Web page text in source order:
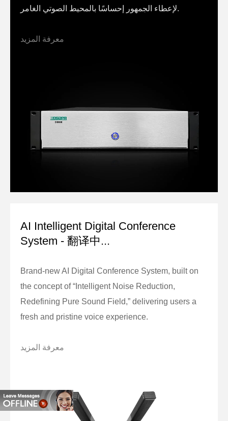
لإعطاء الجمهور إحساسًا بالمحيط الصوتي الغامر.
معرفة المزيد
AI Intelligent Digital Conference
System - 翻译中...
Brand-new AI Digital Conference System, built on
the concept of “Intelligent Noise Reduction,
Redefining Pure Sound Field,” delivering users a
fresh and pristine voice experience.
معرفة المزيد